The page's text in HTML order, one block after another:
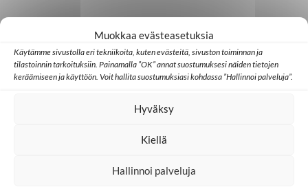
Muokkaa evästeasetuksia
Käytämme sivustolla eri tekniikoita, kuten evästeitä, sivuston toiminnan ja
tilastoinnin tarkoituksiin. Painamalla ”OK” annat suostumuksesi näiden tietojen
keräämiseen ja käyttöön. Voit hallita suostumuksiasi kohdassa ”Hallinnoi palveluja”.
Hyväksy
Kiellä
Hallinnoi palveluja